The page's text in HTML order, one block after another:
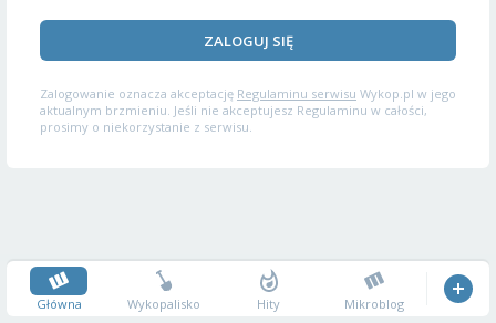
ZALOGUJ SIĘ
Zalogowanie oznacza akceptację Regulaminu serwisu Wykop.pl w jego
aktualnym brzmieniu. Jeśli nie akceptujesz Regulaminu w całości,
prosimy o niekorzystanie z serwisu.
Główna Wykopalisko Hity Mikroblog